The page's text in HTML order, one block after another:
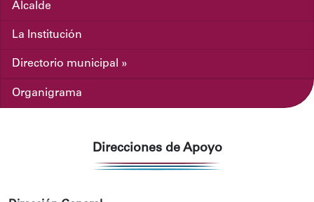
Alcalde
La Institución
Directorio municipal »
Organigrama
Direcciones de Apoyo